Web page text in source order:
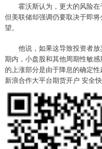
霍沃斯认为，更大的风险在
但美联储却强调仍要取决于即
望。
他说，如果这导致投资者放
期内，小盘股和其他周期性敏
的上涨部分是由于降息的确定性
新浪合作大平台期货开户 安全